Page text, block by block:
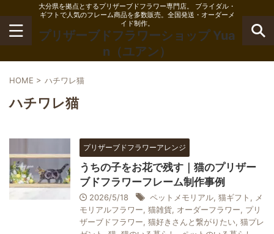
大分県を拠点とするプリザーブドフラワー専門店。 ブライダル・
ギフトで人気のフレーム商品を多数販売。全国発送・オーダーメ
イド制作。
プリザーブドフラワーショップ Yua
n（ユアン）
HOME > ハチワレ猫
ハチワレ猫
プリザーブドフラワーアレンジ
うちの子をお花で残す｜猫のプリザー
ブドフラワーフレーム制作事例
2026/5/18 ペットメモリアル, 猫ギフト , メ
モリアルフラワー, 猫雑貨, オーダーフラワー, プリ
ザーブドフラワー, 猫好きさんと繋がりたい, 猫プレ